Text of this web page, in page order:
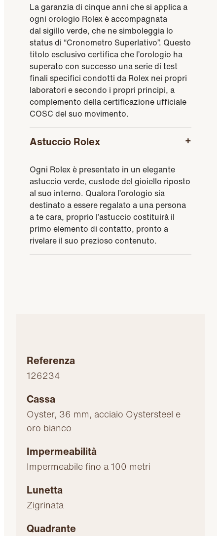
La garanzia di cinque anni che si applica a
ogni orologio Rolex è accompagnata
dal sigillo verde, che ne simboleggia lo
status di “Cronometro Superlativo”. Questo
titolo esclusivo certifica che l’orologio ha
superato con successo una serie di test
finali specifici condotti da Rolex nei propri
laboratori e secondo i propri principi, a
complemento della certificazione ufficiale
COSC del suo movimento.
Astuccio Rolex
Ogni Rolex è presentato in un elegante
astuccio verde, custode del gioiello riposto
al suo interno. Qualora l’orologio sia
destinato a essere regalato a una persona
a te cara, proprio l’astuccio costituirà il
primo elemento di contatto, pronto a
rivelare il suo prezioso contenuto.
Referenza
126234
Cassa
Oyster, 36 mm, acciaio Oystersteel e
oro bianco
Impermeabilità
Impermeabile fino a 100 metri
Lunetta
Zigrinata
Quadrante